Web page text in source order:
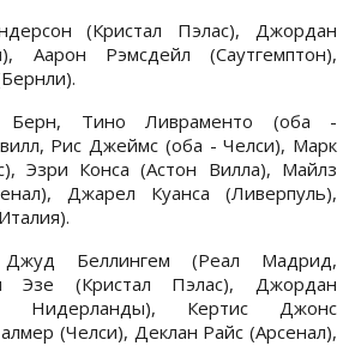
(Кристал Пэлас), Джордан
Аарон Рэмсдейл (Саутгемптон),
Тино Ливраменто (оба -
Рис Джеймс (оба - Челси), Марк
Эзри Конса (Астон Вилла), Майлз
Джарел Куанса (Ливерпуль),
Беллингем (Реал Мадрид,
Эзе (Кристал Пэлас), Джордан
Нидерланды), Кертис Джонс
(Челси), Деклан Райс (Арсенал),